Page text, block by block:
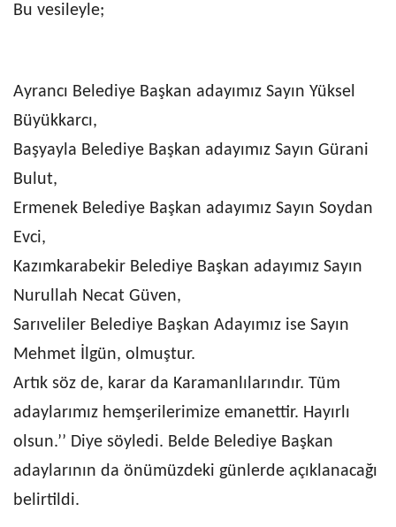
Bu vesileyle;
Ayrancı Belediye Başkan adayımız Sayın Yüksel
Büyükkarcı,
Başyayla Belediye Başkan adayımız Sayın Gürani
Bulut,
Ermenek Belediye Başkan adayımız Sayın Soydan
Evci,
Kazımkarabekir Belediye Başkan adayımız Sayın
Nurullah Necat Güven,
Sarıveliler Belediye Başkan Adayımız ise Sayın
Mehmet İlgün, olmuştur.
Artık söz de, karar da Karamanlılarındır. Tüm
adaylarımız hemşerilerimize emanettir. Hayırlı
olsun.’’ Diye söyledi. Belde Belediye Başkan
adaylarının da önümüzdeki günlerde açıklanacağı
belirtildi.